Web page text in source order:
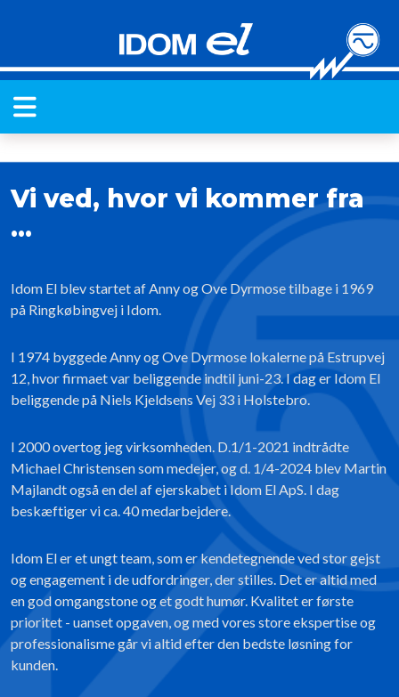
Vi ved, hvor vi kommer fra
...
Idom El blev startet af Anny og Ove Dyrmose tilbage i 1969
på Ringkøbingvej i Idom.
I 1974 byggede Anny og Ove Dyrmose lokalerne på Estrupvej
12, hvor firmaet var beliggende indtil juni-23. I dag er Idom El
beliggende på Niels Kjeldsens Vej 33 i Holstebro.
I 2000 overtog jeg virksomheden. D.1/1-2021 indtrådte
Michael Christensen som medejer, og d. 1/4-2024 blev Martin
Majlandt også en del af ejerskabet i Idom El ApS. I dag
beskæftiger vi ca. 40 medarbejdere.
Idom El er et ungt team, som er kendetegnende ved stor gejst
og engagement i de udfordringer, der stilles. Det er altid med
en god omgangstone og et godt humør. Kvalitet er første
prioritet - uanset opgaven, og med vores store ekspertise og
professionalisme går vi altid efter den bedste løsning for
kunden.